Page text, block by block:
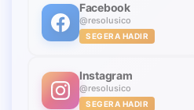
Facebook
@resolusico
SEGERA HADIR
Instagram
@resolusico
SEGERA HADIR